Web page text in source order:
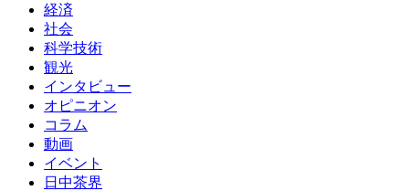
経済
社会
科学技術
観光
インタビュー
オピニオン
コラム
動画
イベント
日中茶界